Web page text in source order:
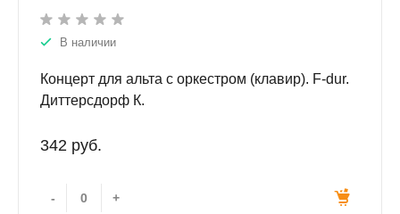
В наличии
Концерт для альта с оркестром (клавир). F-dur.
Диттерсдорф К.
342 руб.
- +